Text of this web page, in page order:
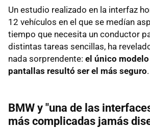
Un estudio realizado en la interfaz
12 vehículos en el que se medían
tiempo que necesita un conductor
distintas tareas sencillas, ha
nada sorprendente: el único
pantallas resultó ser el más seguro.
BMW y "una de las
más complicadas jamás